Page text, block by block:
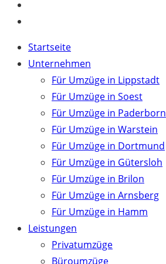
Close
Menu
Startseite
Unternehmen
Für Umzüge in Lippstadt
Für Umzüge in Soest
Für Umzüge in Paderborn
Für Umzüge in Warstein
Für Umzüge in Dortmund
Für Umzüge in Gütersloh
Für Umzüge in Brilon
Für Umzüge in Arnsberg
Für Umzüge in Hamm
Leistungen
Privatumzüge
Büroumzüge